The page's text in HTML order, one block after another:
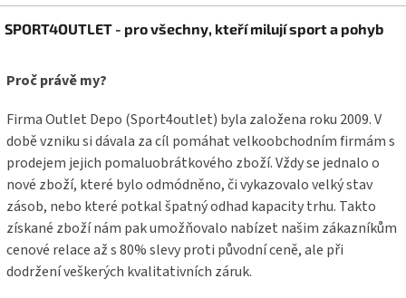
á
a
SPORT4OUTLET - pro všechny, kteří milují sport a pohyb
Proč právě my?
Firma Outlet Depo (Sport4outlet) byla založena roku 2009. V
době vzniku si dávala za cíl pomáhat velkoobchodním firmám s
prodejem jejich pomaluobrátkového zboží. Vždy se jednalo o
nové zboží, které bylo odmódněno, či vykazovalo velký stav
zásob, nebo které potkal špatný odhad kapacity trhu. Takto
získané zboží nám pak umožňovalo nabízet našim zákazníkům
cenové relace až s 80% slevy proti původní ceně, ale při
dodržení veškerých kvalitativních záruk.